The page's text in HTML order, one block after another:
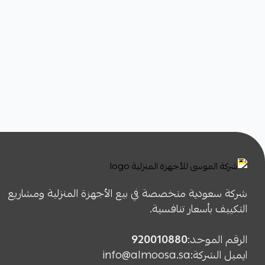
شركة سعودية متخصصة في بيع الأجهزة المنزلية ومشاريع
التكييف بأسعار تنافسية.
الرقم الموحد:920010880
ايميل الشركة:info@almoosa.sa